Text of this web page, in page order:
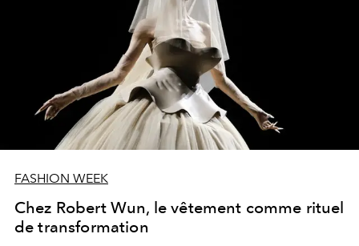
FASHION WEEK
Chez Robert Wun, le vêtement comme rituel
de transformation